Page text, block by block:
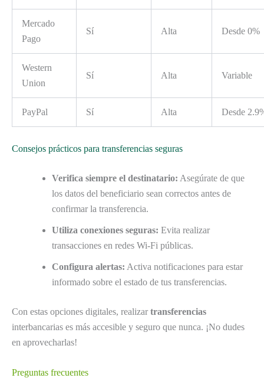
Mercado
Pago
Sí Alta Desde 0%
Western
Union
Sí Alta Variable
PayPal Sí Alta Desde
Consejos prácticos para transferencias seguras
Verifica siempre el destinatario: Asegúrate de que
los datos del beneficiario sean correctos antes de
confirmar la transferencia.
Utiliza conexiones seguras: Evita realizar
transacciones en redes Wi-Fi públicas.
Configura alertas: Activa notificaciones para estar
informado sobre el estado de tus transferencias.
Con estas opciones digitales, realizar transferencias
interbancarias es más accesible y seguro que nunca. ¡No dudes
en aprovecharlas!
Preguntas frecuentes